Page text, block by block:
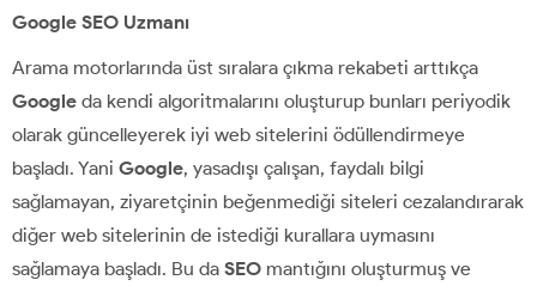
Google SEO Uzmanı
Arama motorlarında üst sıralara çıkma rekabeti arttıkça
Google da kendi algoritmalarını oluşturup bunları periyodik
olarak güncelleyerek iyi web sitelerini ödüllendirmeye
başladı. Yani Google, yasadışı çalışan, faydalı bilgi
sağlamayan, ziyaretçinin beğenmediği siteleri cezalandırarak
diğer web sitelerinin de istediği kurallara uymasını
sağlamaya başladı. Bu da SEO mantığını oluşturmuş ve